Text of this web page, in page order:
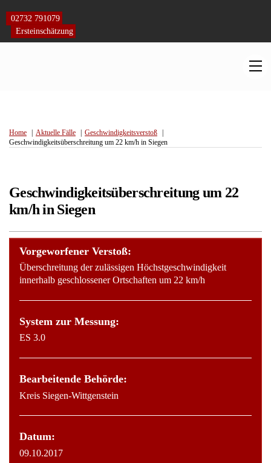
content
02732 791079
Ersteinschätzung
Home Aktuelle Fälle
Geschwindigkeitsverstoß
Geschwindigkeitsüberschreitung um 22 km/h in Siegen
Geschwindigkeitsüberschreitung um 22
km/h in Siegen
Vorgeworfener Verstoß:
Überschreitung der zulässigen Höchstgeschwindigkeit
innerhalb geschlossener Ortschaften um 22 km/h
System zur Messung:
ES 3.0
Bearbeitende Behörde:
Kreis Siegen-Wittgenstein
Datum:
09.10.2017